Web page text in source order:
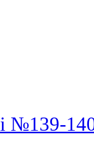
№139-